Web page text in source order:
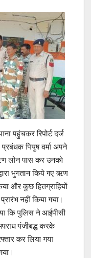
पहुंचकर रिपोर्ट दर्ज
पियुष वर्मा अपने
लोन पास कर उनको
भुगतान किये गए ऋण
और कुछ हितग्राहियों
नहीं किया गया।
कि पुलिस ने आईपीसी
पंजीबद्ध करके
कर लिया गया